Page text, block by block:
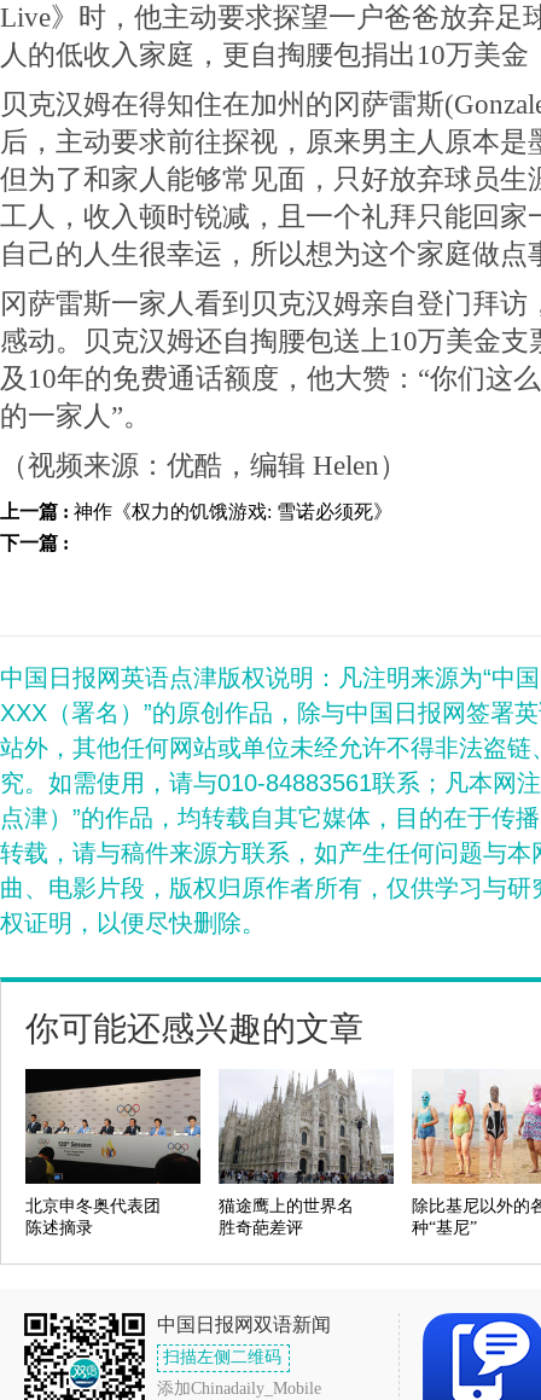
Live》时，他主动要求探望一户爸爸放弃足
人的低收入家庭，更自掏腰包捐出10万美
贝克汉姆在得知住在加州的冈萨雷斯
后，主动要求前往探视，原来男主人原本是
但为了和家人能够常见面，只好放弃球员生
工人，收入顿时锐减，且一个礼拜只能回家
自己的人生很幸运，所以想为这个家庭做点
冈萨雷斯一家人看到贝克汉姆亲自登门拜访
感动。贝克汉姆还自掏腰包送上10万美金
及10年的免费通话额度，他大赞：“你们这
的一家人”。
（视频来源：优酷，编辑 Helen）
上一篇 : 神作《权力的饥饿游戏: 雪诺必须死》
下一篇 :
中国日报网英语点津版权说明：凡注明来源为“中
XXX（署名）”的原创作品，除与中国日报网签署
站外，其他任何网站或单位未经允许不得非法盗
究。如需使用，请与010-84883561联系；凡本网
点津）”的作品，均转载自其它媒体，目的在于传
转载，请与稿件来源方联系，如产生任何问题与
曲、电影片段，版权归原作者所有，仅供学习与
权证明，以便尽快删除。
你可能还感兴趣的文章
北京申冬奥代表团
陈述摘录
猫途鹰上的世界名
胜奇葩差评
除比基尼以外的
种“基尼”
中国日报网双语新闻
扫描左侧二维码
添加Chinadaily_Mobile